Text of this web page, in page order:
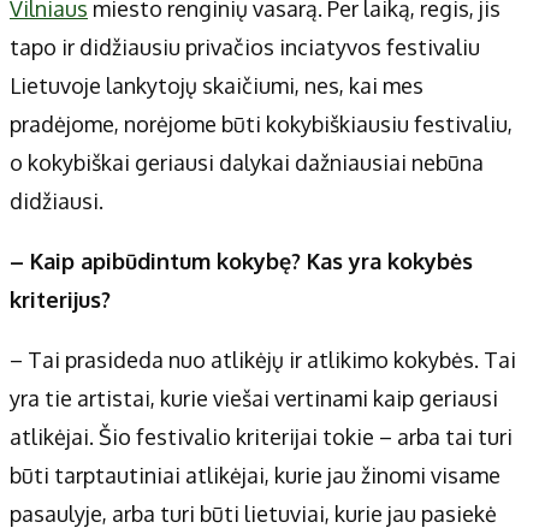
Vilniaus miesto renginių vasarą. Per laiką, regis, jis
tapo ir didžiausiu privačios inciatyvos festivaliu
Lietuvoje lankytojų skaičiumi, nes, kai mes
pradėjome, norėjome būti kokybiškiausiu festivaliu,
o kokybiškai geriausi dalykai dažniausiai nebūna
didžiausi.
– Kaip apibūdintum kokybę? Kas yra kokybės
kriterijus?
– Tai prasideda nuo atlikėjų ir atlikimo kokybės. Tai
yra tie artistai, kurie viešai vertinami kaip geriausi
atlikėjai. Šio festivalio kriterijai tokie – arba tai turi
būti tarptautiniai atlikėjai, kurie jau žinomi visame
pasaulyje, arba turi būti lietuviai, kurie jau pasiekė